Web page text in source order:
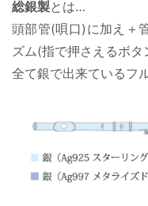
総銀製とは…
頭部管(唄口)に加え＋
ズム(指で押さえるボ
全て銀で出来ているフ